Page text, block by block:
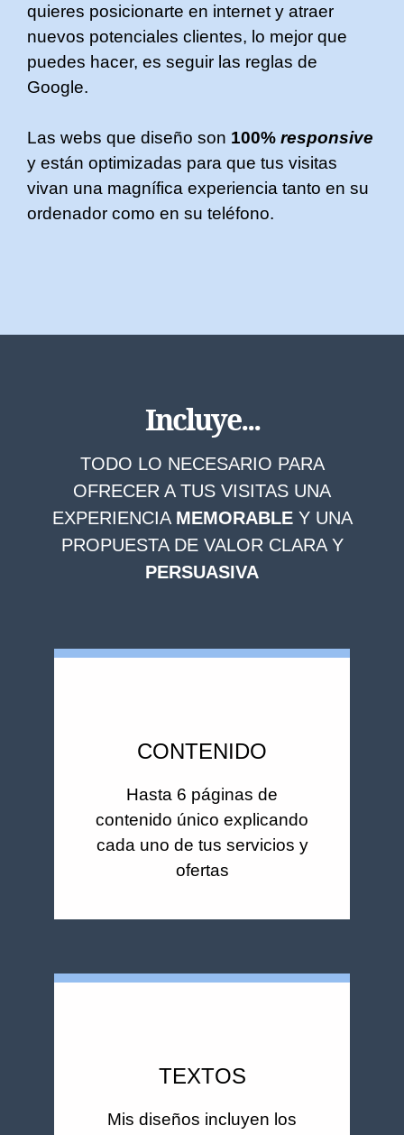
quieres posicionarte en internet y atraer
nuevos potenciales clientes, lo mejor que
puedes hacer, es seguir las reglas de
Google.
Las webs que diseño son 100% responsive
y están optimizadas para que tus visitas
vivan una magnífica experiencia tanto en su
ordenador como en su teléfono.
Incluye...
TODO LO NECESARIO PARA
OFRECER A TUS VISITAS UNA
EXPERIENCIA MEMORABLEY UNA
PROPUESTA DE VALOR CLARA Y
PERSUASIVA
CONTENIDO
Hasta 6 páginas de
contenido único explicando
cada uno de tus servicios y
ofertas
TEXTOS
Mis diseños incluyen los